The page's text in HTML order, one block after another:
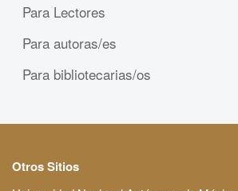
Para Lectores
Para autoras/es
Para bibliotecarias/os
Otros Sitios